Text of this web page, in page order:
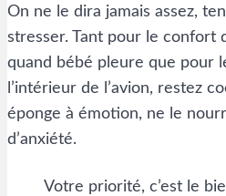
On ne le dira jamais assez,
stresser. Tant pour le confort
quand bébé pleure que pour
l’intérieur de l’avion, restez
éponge à émotion, ne le
d’anxiété.
Votre priorité, c’est le